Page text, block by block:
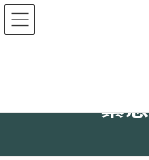
コ
ン
ス
ナ
ビ
ン
緊